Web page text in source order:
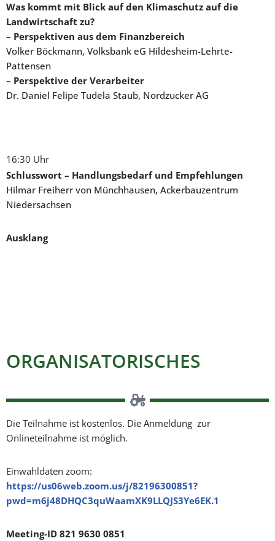
Was kommt mit Blick auf den Klimaschutz auf die
Landwirtschaft zu?
– Perspektiven aus dem Finanzbereich
Volker Böckmann, Volksbank eG Hildesheim-Lehrte-
Pattensen
– Perspektive der Verarbeiter
Dr. Daniel Felipe Tudela Staub, Nordzucker AG
16:30 Uhr
Schlusswort – Handlungsbedarf und Empfehlungen
Hilmar Freiherr von Münchhausen, Ackerbauzentrum
Niedersachsen
Ausklang
ORGANISATORISCHES
Die Teilnahme ist kostenlos. Die Anmeldung zur
Onlineteilnahme ist möglich.
Einwahldaten zoom:
https://us06web.zoom.us/j/82196300851?
pwd=m6j48DHQC3quWaamXK9LLQJS3Ye6EK.1
Meeting-ID 821 9630 0851